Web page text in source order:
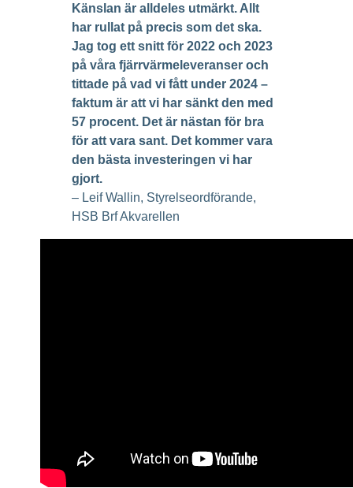
Känslan är alldeles utmärkt. Allt
har rullat på precis som det ska.
Jag tog ett snitt för 2022 och 2023
på våra fjärrvärmeleveranser och
tittade på vad vi fått under 2024 –
faktum är att vi har sänkt den med
57 procent. Det är nästan för bra
för att vara sant. Det kommer vara
den bästa investeringen vi har
gjort.
– Leif Wallin, Styrelseordförande,
HSB Brf Akvarellen